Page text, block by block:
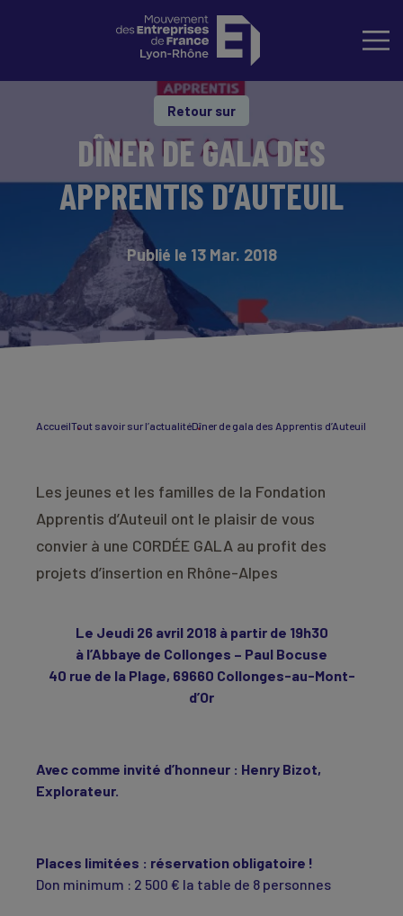
Retour sur
DÎNER DE GALA DES
APPRENTIS D’AUTEUIL
Publié le 13 Mar. 2018
AccueilTout savoir sur l’actualitéDîner de gala des Apprentis d’Auteuil
Les jeunes et les familles de la Fondation
Apprentis d’Auteuil ont le plaisir de vous
convier à une CORDÉE GALA au profit des
projets d’insertion en Rhône-Alpes
Le Jeudi 26 avril 2018 à partir de 19h30
à l’Abbaye de Collonges – Paul Bocuse
40 rue de la Plage, 69660 Collonges-au-Mont-
d’Or
Avec comme invité d’honneur : Henry Bizot,
Explorateur.
Places limitées : réservation obligatoire !
Don minimum : 2 500 € la table de 8 personnes